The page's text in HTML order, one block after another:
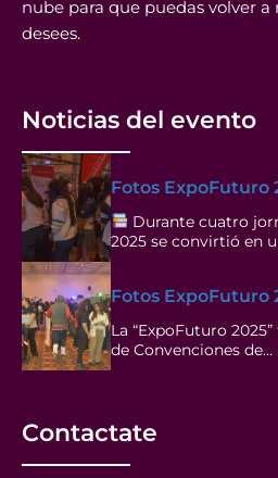
nube para que puedas volver a
desees.
Noticias del evento
Fotos ExpoFuturo
Durante cuatro
2025 se convirtió en
Fotos ExpoFuturo
La “ExpoFuturo
de Convenciones de…
Contactate